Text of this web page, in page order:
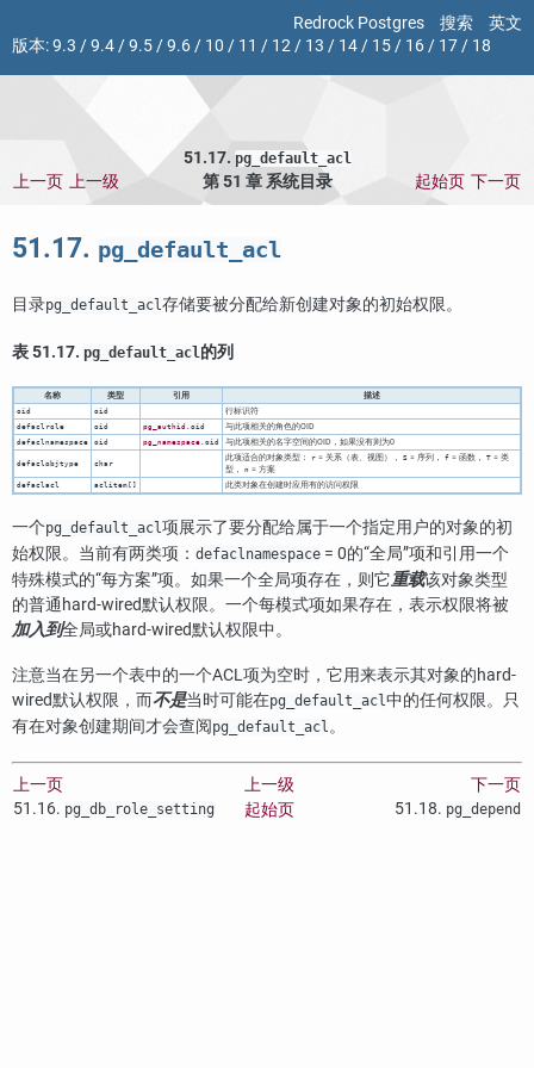
Redrock Postgres 搜索
英文
版本:9.3 /9.4/9.5/9.6/ 10 / 11 / 12/ 13 / 14/ 15/ 16/ 17/ 18
51.17. pg_default_acl
上一页 上一级 第 51 章 系统目录 起始页 下一页
51.17. pg_default_acl
目录pg_default_acl存储要被分配给新创建对象的初始权限。
表 51.17. pg_default_acl 的列
名称 类型 引用 描述
oid oid 行标识符
defaclrole oid pg_authid .oid 与此项相关的角色的OID
defaclnamespace oid pg_namespace.oid 与此项相关的名字空间的OID，如果没有则为0
defaclobjtype char
此项适合的对象类型： r= 关系（表、视图）， S= 序列， f= 函数， T= 类
型，
n = 方案
defaclacl aclitem[] 此类对象在创建时应用有的访问权限
一个pg_default_acl项展示了要分配给属于一个指定用户的对象的初
始权限。当前有两类项： defaclnamespace = 0的“全局”项和引用一个
特殊模式的“每方案”项。如果一个全局项存在，则它重载该对象类型
的普通hard-wired默认权限。一个每模式项如果存在，表示权限将被
加入到全局或hard-wired默认权限中。
注意当在另一个表中的一个ACL项为空时，它用来表示其对象的hard-
wired默认权限，而不是当时可能在pg_default_acl中的任何权限。只
有在对象创建期间才会查阅pg_default_acl。
上一页 上一级
下一页
51.16. pg_db_role_setting 起始页 51.18. pg_depend